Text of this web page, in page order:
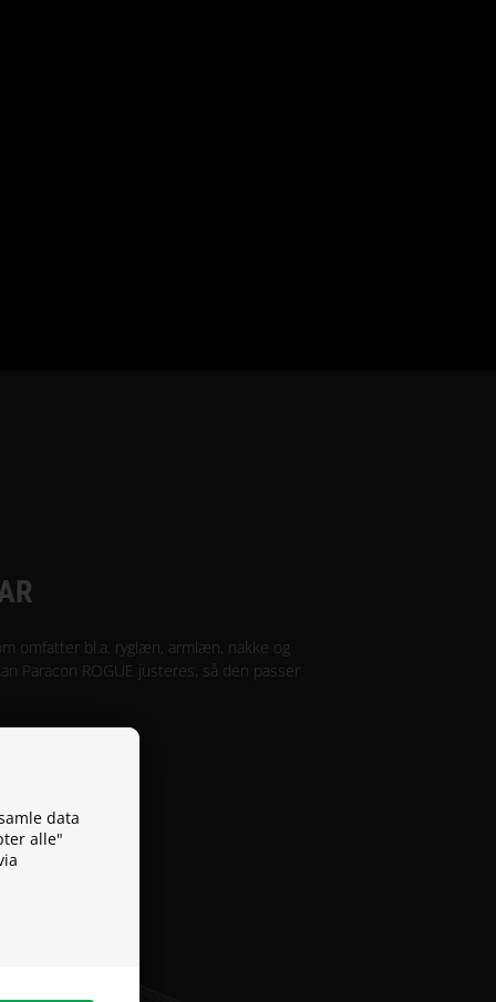
data
alle"
omfatter bl.a. ryglæn, armlæn, nakke og
Paracon ROGUE justeres, så den passer